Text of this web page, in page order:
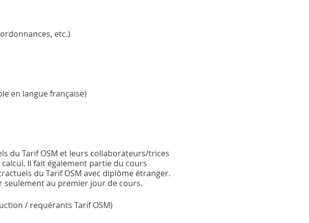
etc.)
en langue française)
du Tarif OSM et leurs collaborateurs/trices
Il fait également partie du cours
du Tarif OSM avec diplôme étranger.
au premier jour de cours.
/ requérants Tarif OSM)